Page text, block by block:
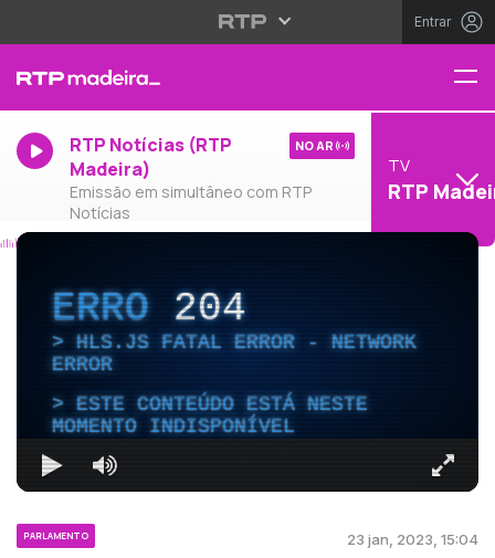
Entrar
RTP Notícias (RTP
Madeira)
Emissão em simultâneo com RTP
Notícias
NO AR
TV
RTP
ERRO204
HLS.JS FATAL ERROR - NETWORK
ERROR
ESTE CONTEÚDO ESTÁ NESTE
MOMENTO INDISPONÍVEL
PARLAMENTO 23 jan, 2023, 15:04